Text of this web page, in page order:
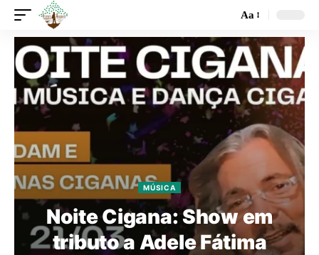
Aa
MÚSICA
Noite Cigana: Show em
tributo a Adele Fátima